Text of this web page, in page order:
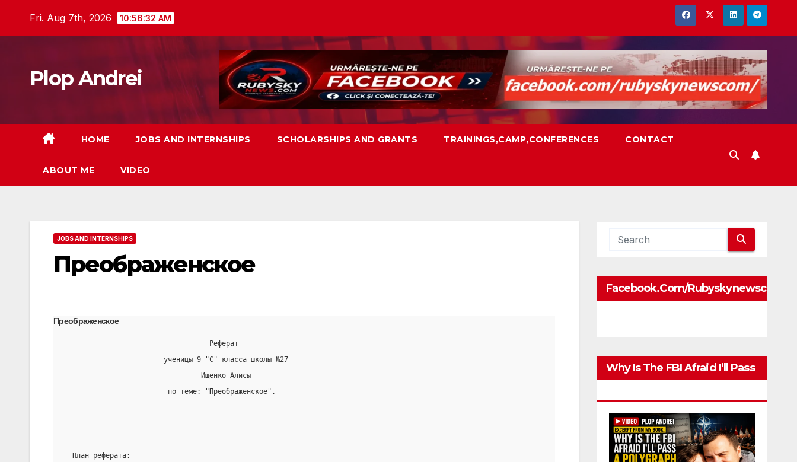
Fri. Aug 7th, 2026 10:56:34 AM
Plop Andrei
HOME JOBS AND INTERNSHIPS SCHOLARSHIPS AND GRANTS TRAININGS,CAMP,CONFERENCES CONTACT
ABOUT ME VIDEO
JOBS AND INTERNSHIPS
Преображенское
Преображенское
                                   Реферат
                        ученицы 9 "С" класса школы №27
                                 Ищенко Алисы
                         по теме: "Преображенское".
  План реферата:
Facebook.com/rubyskynewscom
Why Is The FBI Afraid I’ll Pass